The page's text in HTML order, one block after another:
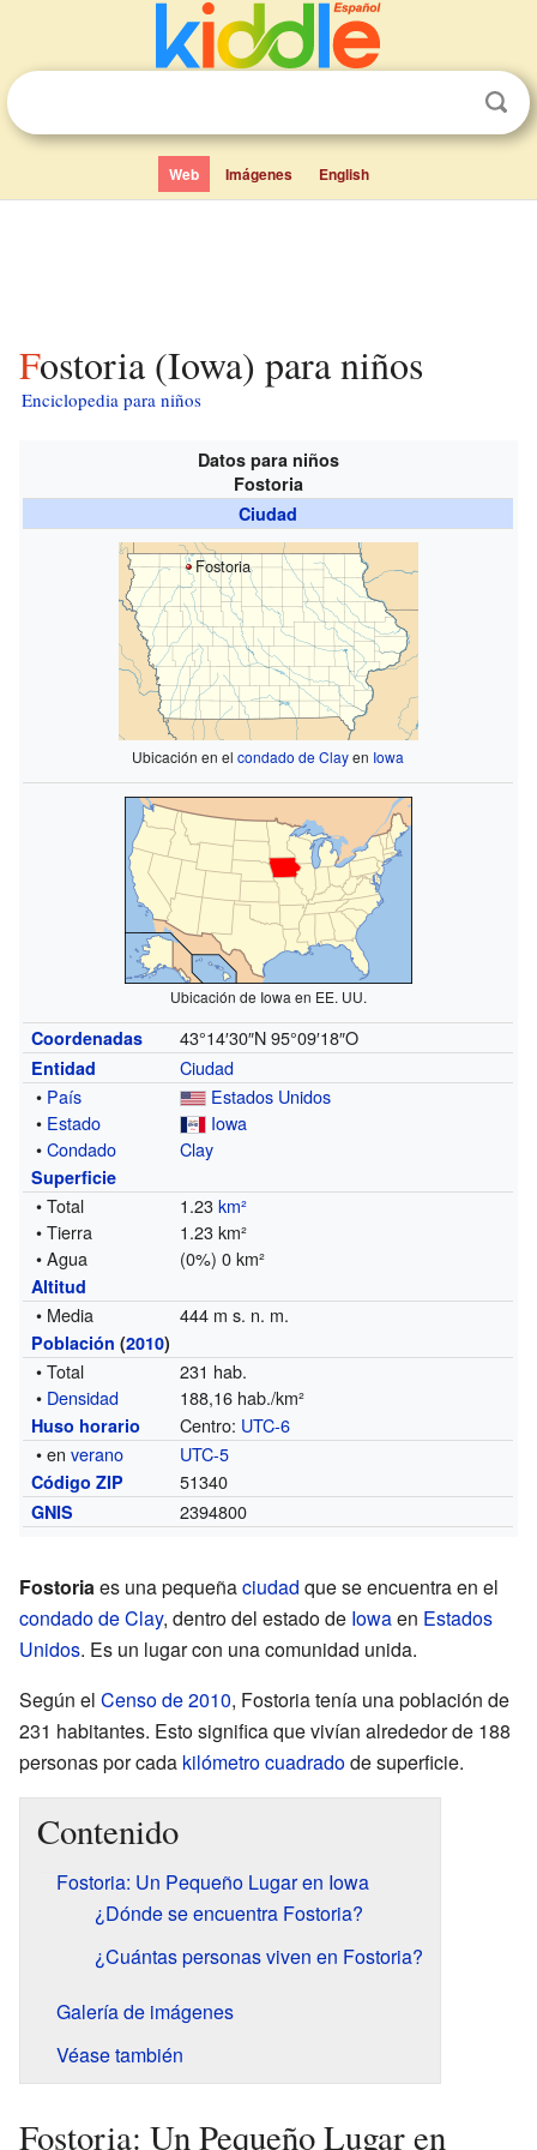
Web Imágenes English
Fostoria (Iowa) para niños
Enciclopedia para niños
Datos para niños
Fostoria
Ciudad
Fostoria
Ubicación en elcondado de Clayen Iowa
Ubicación de Iowa en EE. UU.
Coordenadas 43°14′30″N 95°09′18″O
Entidad
Ciudad
• País
Estados Unidos
• Estado
Iowa
•Condado Clay
Superficie
• Total 1.23km²
• Tierra
1.23 km²
• Agua
(0%) 0 km²
Altitud
• Media 444 m s. n. m.
Población (2010)
• Total
231 hab.
• Densidad 188,16 hab./km²
Huso horario Centro: UTC-6
• enverano UTC-5
Código ZIP 51340
GNIS 2394800
Fostoriaes una pequeñaciudad que se encuentra en el
condado de Clay, dentro del estado de Iowaen Estados
Unidos. Es un lugar con una comunidad unida.
Según el Censo de 2010, Fostoria tenía una población de
231 habitantes. Esto significa que vivían alrededor de 188
personas por cada kilómetro cuadradode superficie.
Contenido
Fostoria: Un Pequeño Lugar en Iowa
¿Dónde se encuentra Fostoria?
¿Cuántas personas viven en Fostoria?
Galería de imágenes
Véase también
Fostoria: Un Pequeño Lugar en